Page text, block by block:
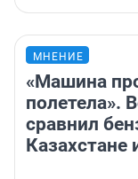
МНЕНИЕ
«Машина
полетела».
сравнил
Казахстане